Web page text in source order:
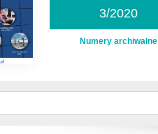
3/2020
Numery archiwalne